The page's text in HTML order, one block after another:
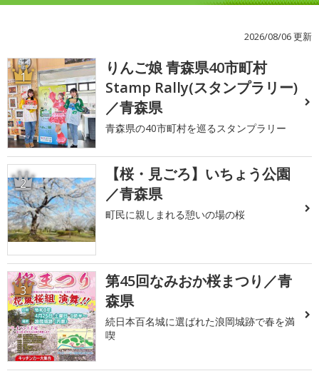
2026/08/06 更新
1
りんご娘 青森県40市町村
Stamp Rally(スタンプラリー)
／青森県
青森県の40市町村を巡るスタンプラリー
2
【桜・見ごろ】いちょう公園
／青森県
町民に親しまれる憩いの場の桜
3
第45回なみおか桜まつり／青
森県
続日本百名城に選ばれた浪岡城跡で春を満
喫